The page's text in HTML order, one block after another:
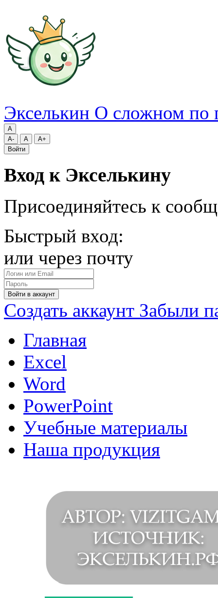
Экселькин О сложном по
A
A-
A
A+
Войти
Вход к Экселькину
Присоединяйтесь к
Быстрый вход:
или через почту
Войти в аккаунт
Создать аккаунт Забыли
Главная
Excel
Word
PowerPoint
Учебные материалы
Наша продукция